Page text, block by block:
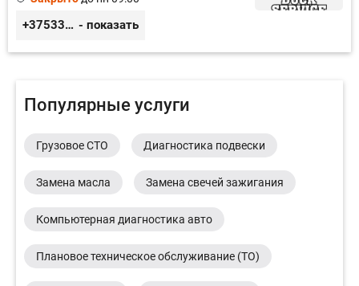
+375333416710 - показать
Популярные услуги
Грузовое СТО Диагностика подвески
Замена масла Замена свечей зажигания
Компьютерная диагностика авто
Плановое техническое обслуживание (ТО)